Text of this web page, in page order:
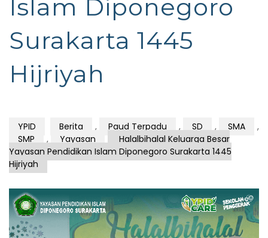
Islam Diponegoro
Surakarta 1445
Hijriyah
YPID Berita , Paud Terpadu , SD , SMA
,
SMP
, Yayasan
Halalbihalal Keluarga Besar
Yayasan Pendidikan Islam Diponegoro Surakarta 1445
Hijriyah